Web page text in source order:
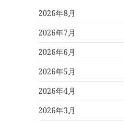
2026年8月
2026年7月
2026年6月
2026年5月
2026年4月
2026年3月